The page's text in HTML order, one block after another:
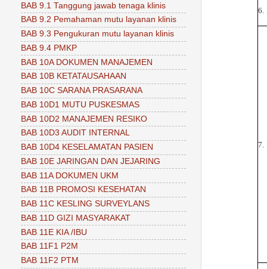
6.
7.
BAB 9.1 Tanggung jawab tenaga klinis
BAB 9.2 Pemahaman mutu layanan klinis
BAB 9.3 Pengukuran mutu layanan klinis
BAB 9.4 PMKP
BAB 10A DOKUMEN MANAJEMEN
BAB 10B KETATAUSAHAAN
BAB 10C SARANA PRASARANA
BAB 10D1 MUTU PUSKESMAS
BAB 10D2 MANAJEMEN RESIKO
BAB 10D3 AUDIT INTERNAL
BAB 10D4 KESELAMATAN PASIEN
BAB 10E JARINGAN DAN JEJARING
BAB 11A DOKUMEN UKM
BAB 11B PROMOSI KESEHATAN
BAB 11C KESLING SURVEYLANS
BAB 11D GIZI MASYARAKAT
BAB 11E KIA /IBU
BAB 11F1 P2M
BAB 11F2 PTM